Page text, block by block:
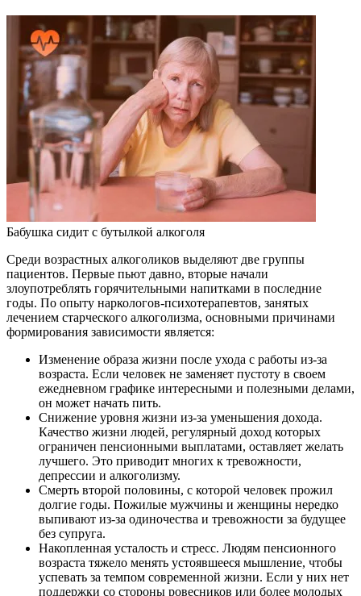
Бабушка сидит с бутылкой алкоголя
Среди возрастных алкоголиков выделяют две группы
пациентов. Первые пьют давно, вторые начали
злоупотреблять горячительными напитками в последние
годы. По опыту наркологов-психотерапевтов, занятых
лечением старческого алкоголизма, основными причинами
формирования зависимости является:
Изменение образа жизни после ухода с работы из-за
возраста. Если человек не заменяет пустоту в своем
ежедневном графике интересными и полезными делами,
он может начать пить.
Снижение уровня жизни из-за уменьшения дохода.
Качество жизни людей, регулярный доход которых
ограничен пенсионными выплатами, оставляет желать
лучшего. Это приводит многих к тревожности,
депрессии и алкоголизму.
Смерть второй половины, с которой человек прожил
долгие годы. Пожилые мужчины и женщины нередко
выпивают из-за одиночества и тревожности за будущее
без супруга.
Накопленная усталость и стресс. Людям пенсионного
возраста тяжело менять устоявшееся мышление, чтобы
успевать за темпом современной жизни. Если у них нет
поддержки со стороны ровесников или более молодых